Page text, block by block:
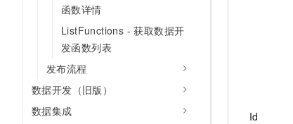
函数详情
ListFunctions - 获取数据开
发函数列表
发布流程
数据开发（旧版）
数据集成
Id